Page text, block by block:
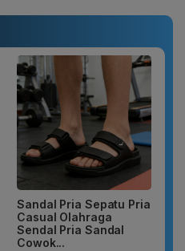
Sandal Pria Sepatu Pria
Casual Olahraga
Sendal Pria Sandal
Cowok...